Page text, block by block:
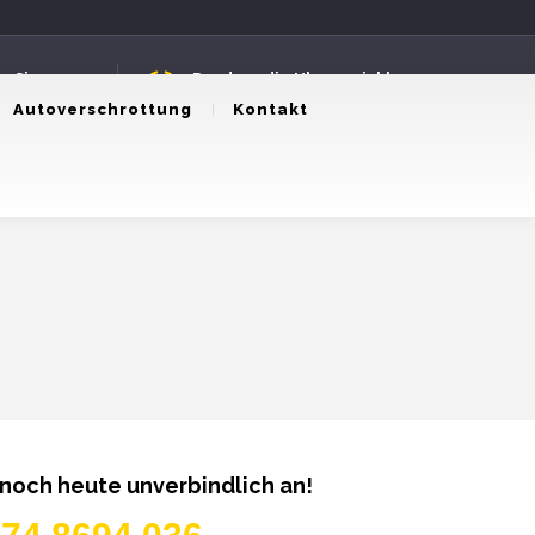
Rund um die Uhr erreichbar
24 Stunden Service
Sie uns an
Autoverschrottung Kontakt
noch heute unverbindlich an!